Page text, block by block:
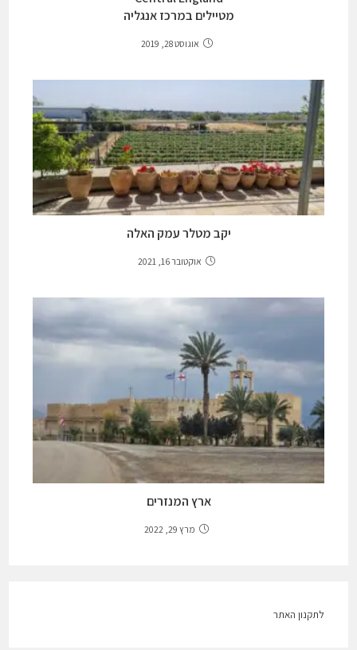
מטיילים במרכז אנגליה
אוגוסט 28, 2019
יקב מטלר עמק האלה
אוקטובר 16, 2021
ארץ המנזרים
מרץ 29, 2022
לתקנון האתר